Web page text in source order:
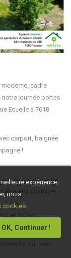
cadre
notre journée portes
Ecuelle à 7618
carport, baignée
!
chambre,
isolant,…
la journée !
expérience
nous
cookies.
OK, Continuer !